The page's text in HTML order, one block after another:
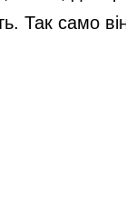
Так само